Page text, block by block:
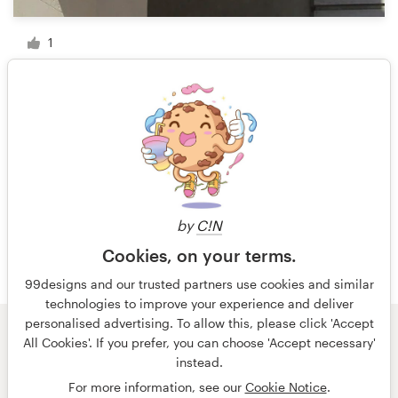
by C!N
Cookies, on your terms.
99designs and our trusted partners use cookies and similar
technologies to improve your experience and deliver
personalised advertising. To allow this, please click 'Accept
All Cookies'. If you prefer, you can choose 'Accept necessary'
instead.
For more information, see our Cookie Notice.
1
1 sur 5
© 99designs
par Vista
Confidentialité